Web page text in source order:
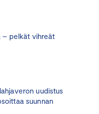
– pelkät vihreät
uudistus
suunnan